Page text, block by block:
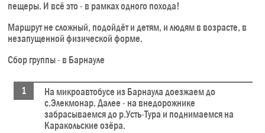
пещеры. И всё это - в рамках одного похода!
Маршрут не сложный, подойдёт и детям, и людям в возрасте, в
незапущенной физической форме.
Сбор группы - в Барнауле
На микроавтобусе из Барнаула доезжаем до
с.Элекмонар. Далее - на внедорожнике
забрасываемся до р.Усть-Тура и поднимаемся на
Каракольские озёра.